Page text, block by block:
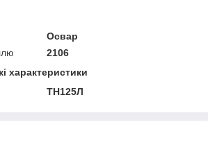
Освар
2106
характеристики
ТН125Л